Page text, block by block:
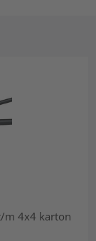
m 4x4 karton